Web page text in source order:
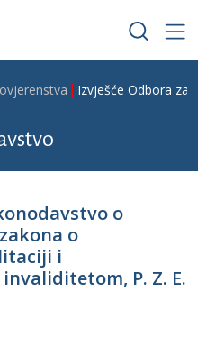
Izvješće Odbora za
o
o
i
P. Z. E.